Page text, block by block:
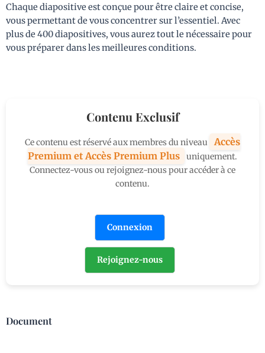
Chaque diapositive est conçue pour être claire et concise,
vous permettant de vous concentrer sur l’essentiel. Avec
plus de 400 diapositives, vous aurez tout le nécessaire pour
vous préparer dans les meilleures conditions.
Contenu Exclusif
Ce contenu est réservé aux membres du niveau
Accès
Premium et Accès Premium Plus
uniquement.
Connectez-vous ou rejoignez-nous pour accéder à ce
contenu.
Connexion
Rejoignez-nous
Document